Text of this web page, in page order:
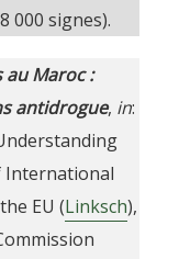
000 signes).
au Maroc :
antidrogue, in:
International
EU (Linksch),